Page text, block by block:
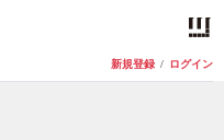
新規登録 / ログイン